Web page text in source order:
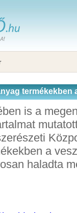
termékekben
is a
a
haladta